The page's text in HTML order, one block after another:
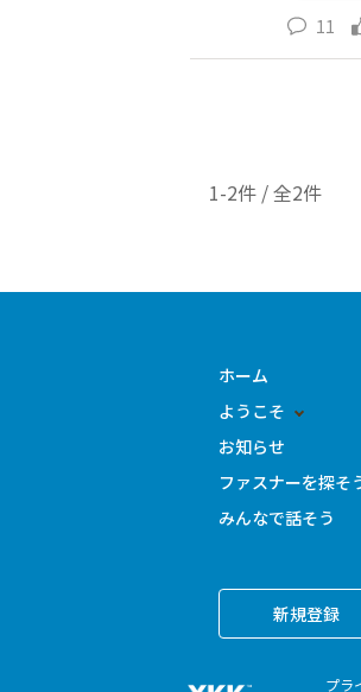
11
1-2件 / 全2件
ホーム
ようこそ
お知らせ
ファスナーを探そ
みんなで話そう
新規登録
プラ